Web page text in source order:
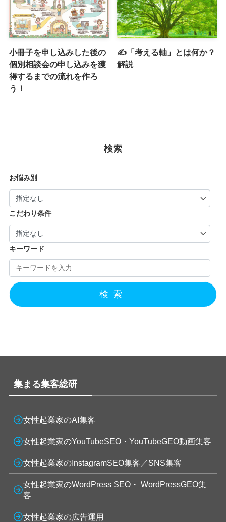
小冊子を申し込みした後の
個別相談会の申し込みを獲
得するまでの流れを作ろ
う！
✍️「考える軸」とは何か？
解説
検索
お悩み別
こだわり条件
キーワード
検索
集まる集客総研
女性起業家のAI集客
女性起業家のYouTubeSEO・YouTubeGEO動画集客
女性起業家のInstagramSEO集客／SNS集客
女性起業家のWordPress SEO・ WordPressGEO集
客
女性起業家の広告運用